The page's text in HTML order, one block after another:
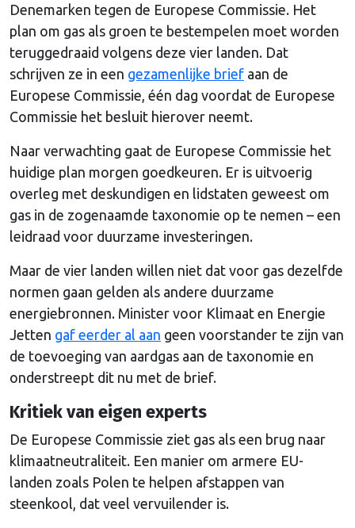
Denemarken tegen de Europese Commissie. Het
plan om gas als groen te bestempelen moet worden
teruggedraaid volgens deze vier landen. Dat
schrijven ze in een gezamenlijke brief aan de
Europese Commissie, één dag voordat de Europese
Commissie het besluit hierover neemt.
Naar verwachting gaat de Europese Commissie het
huidige plan morgen goedkeuren. Er is uitvoerig
overleg met deskundigen en lidstaten geweest om
gas in de zogenaamde taxonomie op te nemen – een
leidraad voor duurzame investeringen.
Maar de vier landen willen niet dat voor gas dezelfde
normen gaan gelden als andere duurzame
energiebronnen. Minister voor Klimaat en Energie
Jetten gaf eerder al aan geen voorstander te zijn van
de toevoeging van aardgas aan de taxonomie en
onderstreept dit nu met de brief.
Kritiek van eigen experts
De Europese Commissie ziet gas als een brug naar
klimaatneutraliteit. Een manier om armere EU-
landen zoals Polen te helpen afstappen van
steenkool, dat veel vervuilender is.